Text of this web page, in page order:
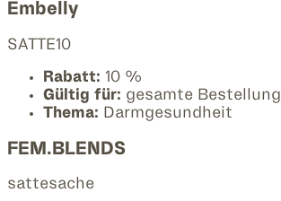
Embelly
SATTE10
Rabatt: 10 %
Gültig für: gesamte Bestellung
Thema: Darmgesundheit
FEM.BLENDS
sattesache